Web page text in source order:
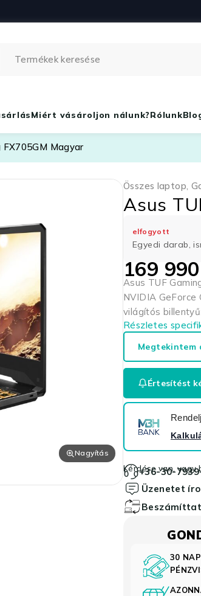
Miért vásároljon nálunk?Rólunk
FX705GM Magyar
Nagyítás
Összes laptop,
Asus
elfogyott
Egyedi darab,
169 990
Asus TUF
NVIDIA GeForce
világítós
Részletes
Megtekintem
Értesítést
Kérdése van, vagy
+36-30-
Üzenetet
30